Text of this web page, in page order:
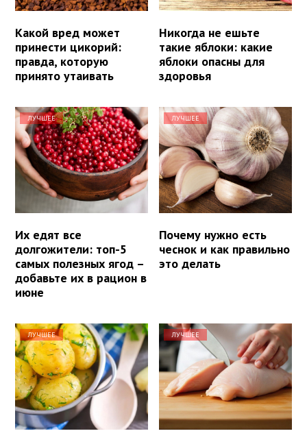
Какой вред может
принести цикорий:
правда, которую
принято утаивать
Никогда не ешьте
такие яблоки: какие
яблоки опасны для
здоровья
ЛУЧШЕЕ
Их едят все
долгожители: топ-5
самых полезных ягод –
добавьте их в рацион в
июне
ЛУЧШЕЕ
Почему нужно есть
чеснок и как правильно
это делать
ЛУЧШЕЕ ЛУЧШЕЕ